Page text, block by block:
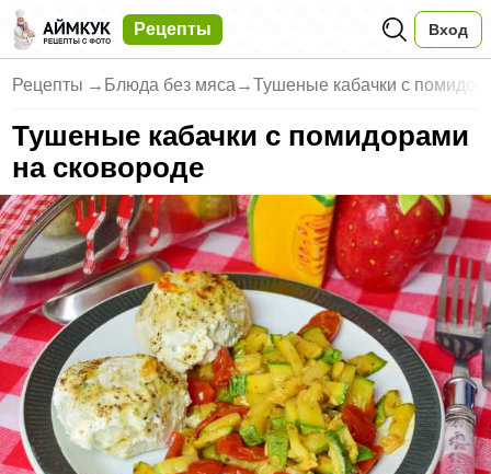
Рецепты Вход
Рецепты → Блюда без мяса →Тушеные кабачки с
Тушеные кабачки с помидорами
на сковороде